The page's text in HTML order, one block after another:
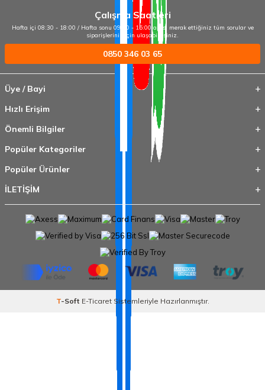
Çalışma Saatleri
Hafta içi 08:30 - 18:00 / Hafta sonu 09:00 - 15:00 arası merak ettiğiniz tüm sorular ve
siparişleriniz için ulaşabilirsiniz.
0850 346 03 65
Üye / Bayi
Hızlı Erişim
Önemli Bilgiler
Popüler Kategoriler
Popüler Ürünler
İLETİŞİM
T-Soft E-TicaretSistemleriyle Hazırlanmıştır.